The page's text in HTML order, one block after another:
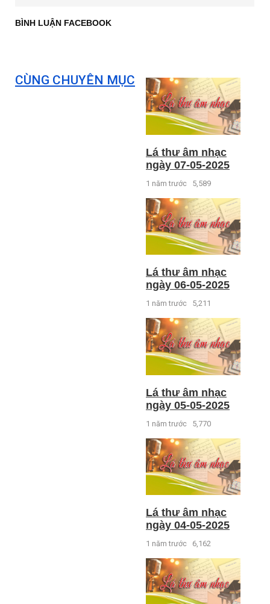
BÌNH LUẬN FACEBOOK
CÙNG CHUYÊN MỤC
Lá thư âm nhạc
ngày 07-05-2025
1 năm trước 5,589
Lá thư âm nhạc
ngày 06-05-2025
1 năm trước 5,211
Lá thư âm nhạc
ngày 05-05-2025
1 năm trước 5,770
Lá thư âm nhạc
ngày 04-05-2025
1 năm trước 6,162